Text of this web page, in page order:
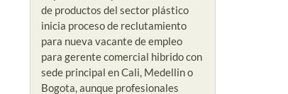
de productos del sector plástico
inicia proceso de reclutamiento
para nueva vacante de empleo
para gerente comercial hibrido con
sede principal en Cali, Medellin o
Bogota, aunque profesionales